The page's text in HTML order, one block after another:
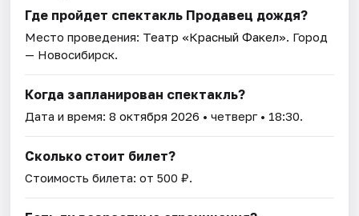
Где пройдет спектакль Продавец дождя?
Место проведения: Театр «Красный Факел». Город
— Новосибирск.
Когда запланирован спектакль?
Дата и время:8 октября 2026 • четверг • 18:30.
Сколько стоит билет?
Стоимость билета: от 500 ₽.